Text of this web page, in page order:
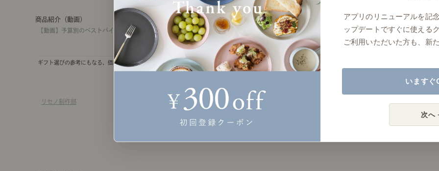
商品紹介（動画）
【動画】予算別のベストバイ購入品。リセノスタッフが選ぶBEST3とは？｜座談会
ギフト選びの参考にもなる、価格別のスタッフ愛用品3選をお届けします。
リセノ制作部
2023年8月16日(水)
アプリのリニューアルを記
ップデートですぐに使える
ご利用いただいた方も、新
いますぐ
次へ